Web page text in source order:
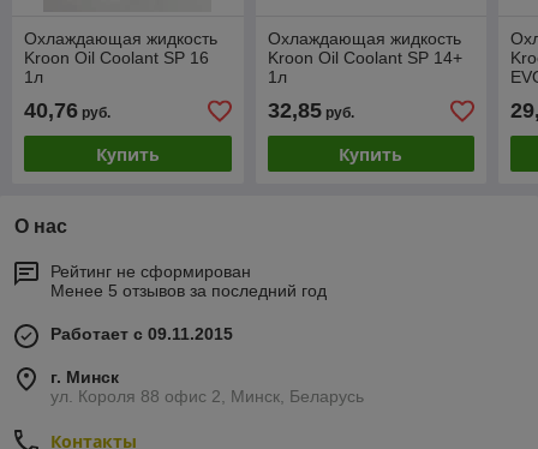
Охлаждающая жидкость
Kroon Oil Coolant SP 16
1л
40,76 руб.
Купить
Охлаждающая жидкость
Kroon Oil Coolant SP 14+
1л
32,85руб.
Купить
О нас
Рейтинг не сформирован
Менее 5 отзывов за последний год
Работает с 09.11.2015
г. Минск
ул. Короля 88 офис 2, Минск, Беларусь
Контакты